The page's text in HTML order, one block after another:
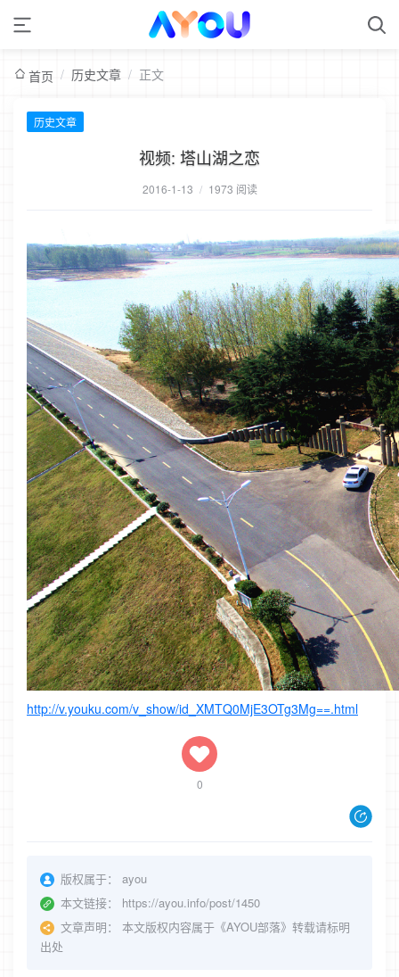
首页 / 历史文章 / 正文
历史文章
视频: 塔山湖之恋
2016-1-13 / 1973 阅读
http://v.youku.com/v_show/id_XMTQ0MjE3OTg3Mg==.html
0
版权属于：
ayou
本文链接：
https://ayou.info/post/1450
文章声明：
本文版权内容属于《AYOU部落》转载请标明
出处